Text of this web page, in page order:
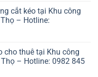
cắt kéo tại Khu công
– Hotline:
cho thuê tại Khu công
– Hotline: 0982 845